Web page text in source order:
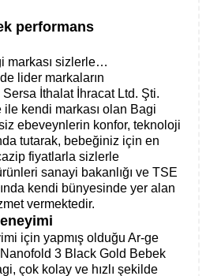
performans
markası sizlerle…
lider markaların
İthalat İhracat Ltd. Şti.
kendi markası olan Bagi
siz ebeveynlerin konfor, teknoloji
tutarak, bebeğiniz için en
fiyatlarla sizlerle
sanayi bakanlığı ve TSE
kendi bünyesinde yer alan
vermektedir.
için yapmış olduğu Ar-ge
3 Black Gold Bebek
çok kolay ve hızlı şekilde